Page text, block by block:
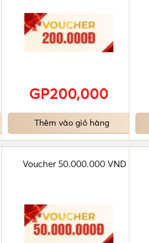
GP200,000
Thêm vào giỏ hàng
Voucher 50.000.000 VND